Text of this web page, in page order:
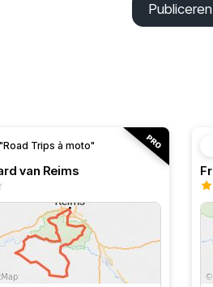
Publiceren
Trips à moto"
van Reims